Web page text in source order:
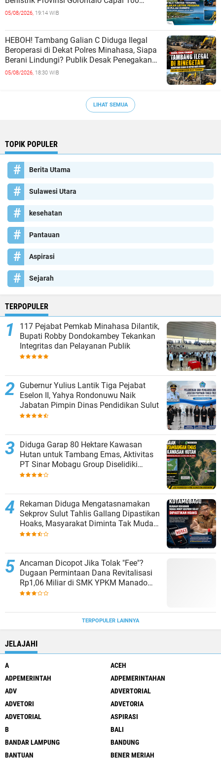
Persen
05/08/2026, 19:14 WIB
HEBOH! Tambang Galian C Diduga Ilegal
Beroperasi di Dekat Polres Minahasa, Siapa
Berani Lindungi? Publik Desak Penegakan
Hukum Tanpa Tebang Pilih
05/08/2026, 18:30 WIB
LIHAT SEMUA
TOPIK POPULER
Berita Utama
Sulawesi Utara
kesehatan
Pantauan
Aspirasi
Sejarah
TERPOPULER
117 Pejabat Pemkab Minahasa Dilantik,
Bupati Robby Dondokambey Tekankan
Integritas dan Pelayanan Publik
Gubernur Yulius Lantik Tiga Pejabat
Eselon II, Yahya Rondonuwu Naik
Jabatan Pimpin Dinas Pendidikan Sulut
Diduga Garap 80 Hektare Kawasan
Hutan untuk Tambang Emas, Aktivitas
PT Sinar Mobagu Group Diselidiki
Aparat
Rekaman Diduga Mengatasnamakan
Sekprov Sulut Tahlis Gallang Dipastikan
Hoaks, Masyarakat Diminta Tak Mudah
Percaya
Ancaman Dicopot Jika Tolak "Fee"?
Dugaan Permintaan Dana Revitalisasi
Rp1,06 Miliar di SMK YPKM Manado
Berpotensi Terseret Kasus Tipikor
TERPOPULER LAINNYA
JELAJAHI
A
ACEH
ADPEMERINTAH
ADPEMERINTAHAN
ADV
ADVERTORIAL
ADVETORI
ADVETORIA
ADVETORIAL
ASPIRASI
B
BALI
BANDAR LAMPUNG
BANDUNG
BANTUAN
BENER MERIAH